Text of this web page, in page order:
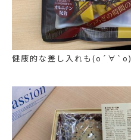
健康的な差し入れも(о´∀`о)